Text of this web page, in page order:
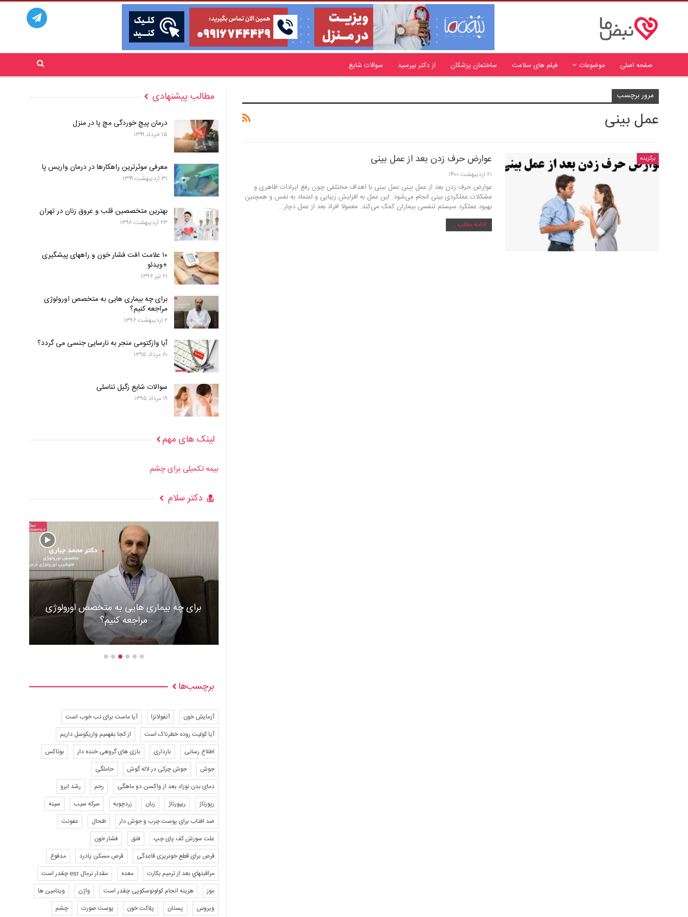
صفحه اصلی موضوعات فیلم های سلامت ساختمان پزشکان از دکتر بپرسید سوالات شایع
مرور برچسب
عمل بینی
برگزیده عوارض حرف زدن بعد از عمل بینی
۲۱ اردیبهشت ۱۴۰۰
عوارض حرف زدن بعد از عمل بینی عمل بینی با اهداف مختلفی چون رفع ایرادات ظاهری و
مشکلات عملکردی بینی انجام می‌شود. این عمل به افزایش زیبایی و اعتماد به نفس و همچنین
بهبود عملکرد سیستم تنفسی بیماران کمک می‌کند. معمولا افراد بعد از عمل دچار…
ادامه مطلب ...
مطالب پیشنهادی
درمان پیچ خوردگی مچ پا در منزل
۱۵ خرداد ۱۳۹۹
معرفی موثرترین راهکارها در درمان واریس پا
۳۱ اردیبهشت ۱۳۹۹
بهترین متخصصین قلب و عروق زنان در تهران
۲۳ اردیبهشت ۱۳۹۸
۱۰ علامت افت فشار خون و راههای پیشگیری
+ویدئو
۲۱ تیر ۱۳۹۶
برای چه بیماری هایی به متخصص اورولوژی
مراجعه کنیم؟
۲ اردیبهشت ۱۳۹۶
آیا وازکتومی منجر به نارسایی جنسی می گردد؟
۲۰ مرداد ۱۳۹۵
سوالات شایع زگیل تناسلی
۱۹ مرداد ۱۳۹۵
لینک های مهم
بیمه تکمیلی برای چشم
دکتر سلام
برای چه بیماری هایی به متخصص اورولوژی
عوارض و علل گذاشتن
برچسب‌ها
آزمایش خون آنفولانزا
آیا ماست برای تب خوب است
آیا کولیت روده خطرناک است
از کجا بفهمیم واریکوسل داریم
اطلاع رسانی
بارداری بازی های گروهی خنده دار
بوتاکس
جوش
جوش چرکی در لاله گوش
حاملگی
دمای بدن نوزاد بعد از واکسن دو ماهگی
رحم
رشد ابرو
رپورتاژ
ریپورتاژ زبان زردچوبه سرکه سیب
سینه
ضد افتاب برای پوست چرب و جوش دار
طحال
عفونت
علت سوزش کف پای چپ
فتق
فشار خون
قرص برای قطع خونریزی قاعدگی
قرص مسکن پادرد
مدفوع
مراقبتهاي بعد از ترميم بكارت
معده
مقدار نرمال esr چقدر است
موز
هزینه انجام کولونوسکوپی چقدر است واژن
ویتامین ها
ویروس
پستان پلاکت خون پوست صورت چشم